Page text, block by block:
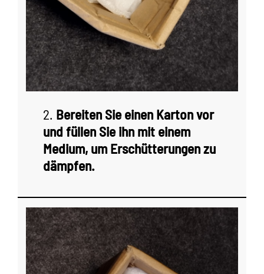
2. Bereiten Sie einen Karton vor
und füllen Sie ihn mit einem
Medium, um Erschütterungen zu
dämpfen.